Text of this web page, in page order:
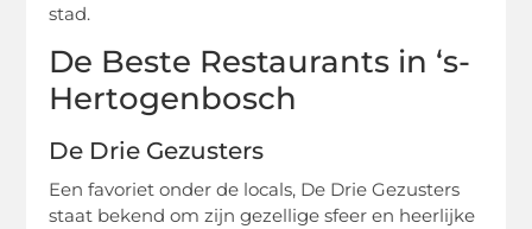
stad.
De Beste Restaurants in ‘s-
Hertogenbosch
De Drie Gezusters
Een favoriet onder de locals, De Drie Gezusters
staat bekend om zijn gezellige sfeer en heerlijke